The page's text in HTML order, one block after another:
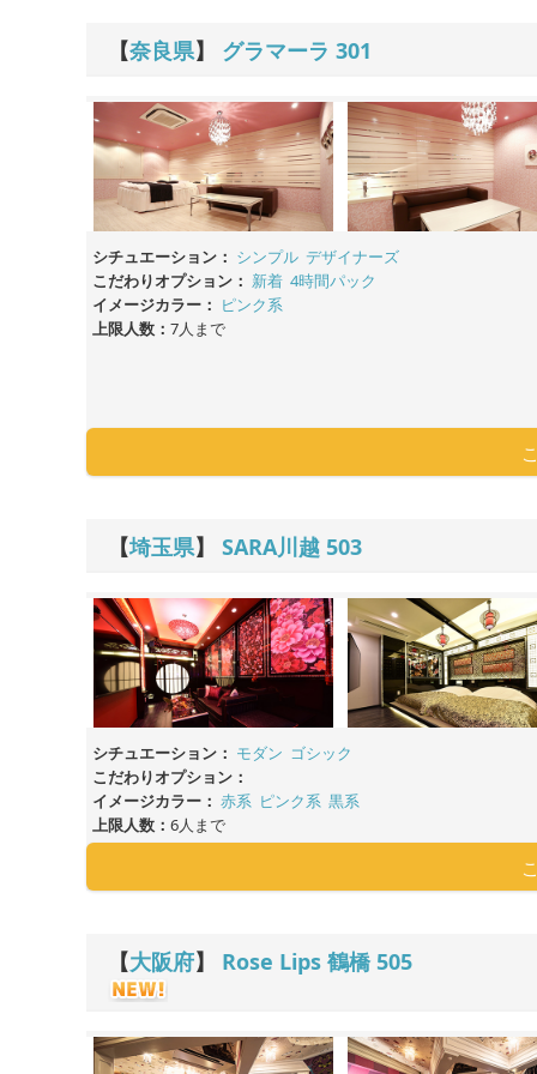
【奈良県】 グラマーラ 301
シチュエーション： シンプル デザイナーズ
こだわりオプション： 新着 4時間パック
イメージカラー： ピンク系
上限人数： 7人まで
【埼玉県】 SARA川越 503
シチュエーション： モダン ゴシック
こだわりオプション：
イメージカラー： 赤系 ピンク系 黒系
上限人数： 6人まで
【大阪府】 Rose Lips 鶴橋 505